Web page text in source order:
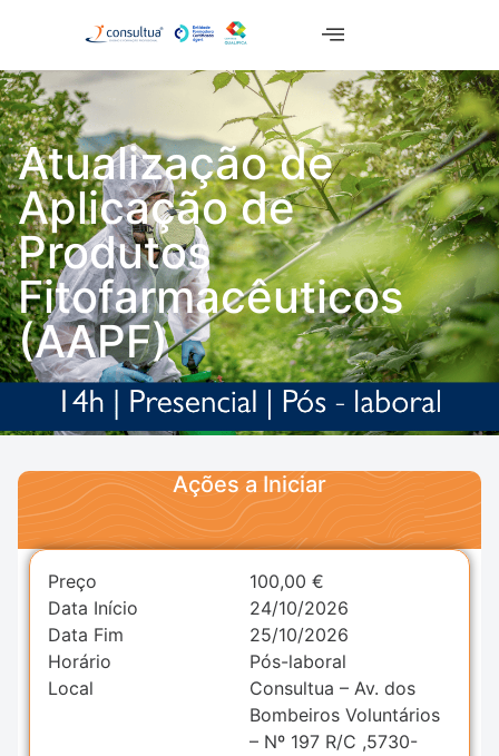
Atualização de
Aplicação de
Produtos
Fitofarmacêuticos
(AAPF)
Ações a Iniciar
Preço 100,00 €
Data Início
24/10/2026
Data Fim
25/10/2026
Horário
Pós-laboral
Local
Consultua – Av. dos
Bombeiros Voluntários
– Nº 197 R/C ,5730-